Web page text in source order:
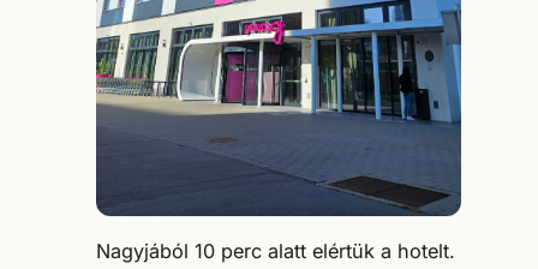
Nagyjából 10 perc alatt elértük a hotelt.